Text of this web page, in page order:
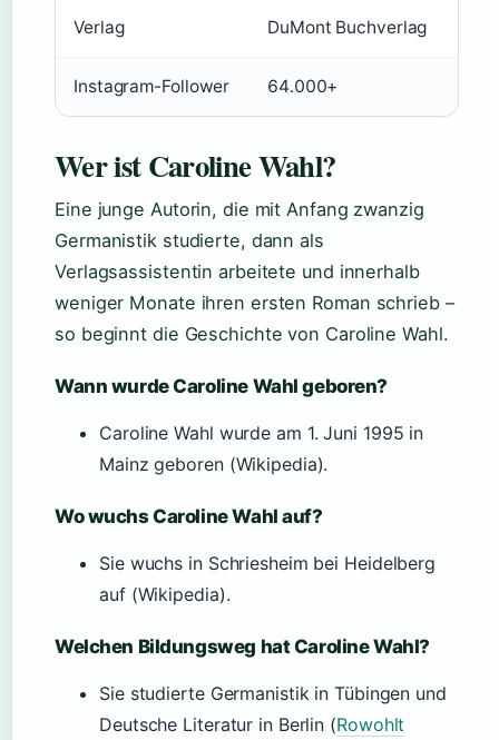
Verlag DuMont Buchverlag
Instagram-Follower 64.000+
Wer ist Caroline Wahl?
Eine junge Autorin, die mit Anfang zwanzig
Germanistik studierte, dann als
Verlagsassistentin arbeitete und innerhalb
weniger Monate ihren ersten Roman schrieb –
so beginnt die Geschichte von Caroline Wahl.
Wann wurde Caroline Wahl geboren?
Caroline Wahl wurde am 1. Juni 1995 in
Mainz geboren (Wikipedia).
Wo wuchs Caroline Wahl auf?
Sie wuchs in Schriesheim bei Heidelberg
auf (Wikipedia).
Welchen Bildungsweg hat Caroline Wahl?
Sie studierte Germanistik in Tübingen und
Deutsche Literatur in Berlin (Rowohlt